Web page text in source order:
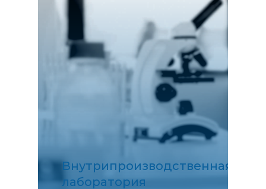
Внутрипроизводственная
лаборатория